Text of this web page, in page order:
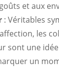
et aux
: Véritables
les
sont une
un